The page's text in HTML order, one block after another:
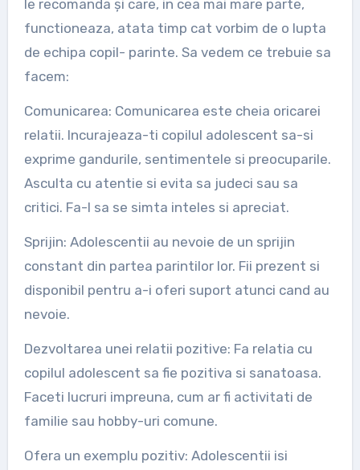
le recomanda și care, in cea mai mare parte,
functioneaza, atata timp cat vorbim de o lupta
de echipa copil- parinte. Sa vedem ce trebuie sa
facem:
Comunicarea: Comunicarea este cheia oricarei
relatii. Incurajeaza-ti copilul adolescent sa-si
exprime gandurile, sentimentele si preocuparile.
Asculta cu atentie si evita sa judeci sau sa
critici. Fa-l sa se simta inteles si apreciat.
Sprijin: Adolescentii au nevoie de un sprijin
constant din partea parintilor lor. Fii prezent si
disponibil pentru a-i oferi suport atunci cand au
nevoie.
Dezvoltarea unei relatii pozitive: Fa relatia cu
copilul adolescent sa fie pozitiva si sanatoasa.
Faceti lucruri impreuna, cum ar fi activitati de
familie sau hobby-uri comune.
Ofera un exemplu pozitiv: Adolescentii isi